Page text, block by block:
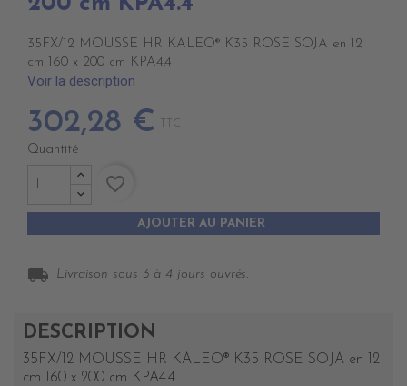
35FX/12 MOUSSE HR KALEO® K35 ROSE SOJA en 12
cm 160 x 200 cm KPA4.4
Voir la description
302,28 € TTC
Quantité
AJOUTER AU PANIER
favorite_border
local_shipping Livraison sous 3 à 4 jours ouvrés.
DESCRIPTION
35FX/12 MOUSSE HR KALEO® K35 ROSE SOJA en 12
cm 160 x 200 cm KPA4.4